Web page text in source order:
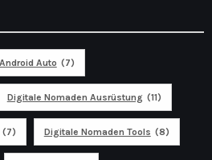
Android Auto (7)
Digitale Nomaden Ausrüstung (11)
(7) Digitale Nomaden Tools (8)